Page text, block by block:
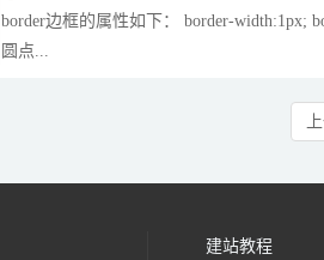
border边框的属性如下： border-width:1px;
圆点...
建站教程